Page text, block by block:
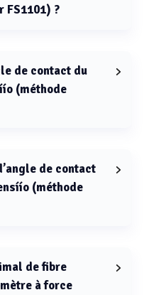
FS1101) ?
de contact du
(méthode
de contact
(méthode
de fibre
à force